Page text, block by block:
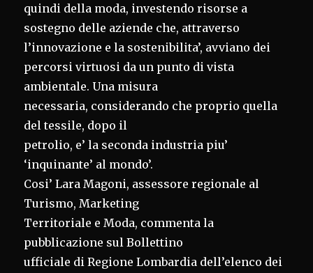
quindi della moda, investendo risorse a
sostegno delle aziende che, attraverso
l’innovazione e la sostenibilita’, avviano dei
percorsi virtuosi da un punto di vista
ambientale. Una misura
necessaria, considerando che proprio quella
del tessile, dopo il
petrolio, e’ la seconda industria piu’
‘inquinante’ al mondo’.
Cosi’ Lara Magoni, assessore regionale al
Turismo, Marketing
Territoriale e Moda, commenta la
pubblicazione sul Bollettino
ufficiale di Regione Lombardia dell’elenco dei